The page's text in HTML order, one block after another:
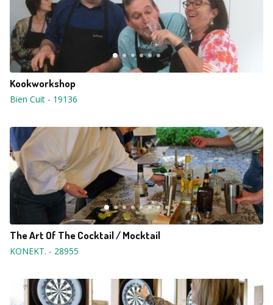
Kookworkshop
Bien Cuit - 19136
The Art Of The Cocktail / Mocktail
KONEKT. - 28955